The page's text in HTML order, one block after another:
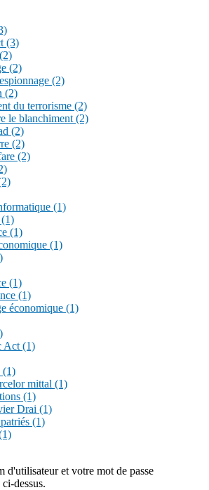
(3)
(2)
(2)
(2)
(2)
du terrorisme (2)
le blanchiment (2)
(2)
(2)
(2)
(1)
(1)
(1)
(1)
(1)
(1)
économique (1)
Act (1)
(1)
mittal (1)
(1)
Drai (1)
(1)
d'utilisateur et votre mot de passe
dessus.